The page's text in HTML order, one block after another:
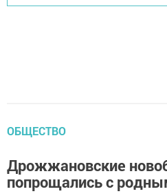
ОБЩЕСТВО
Дрожжановские
попрощались с